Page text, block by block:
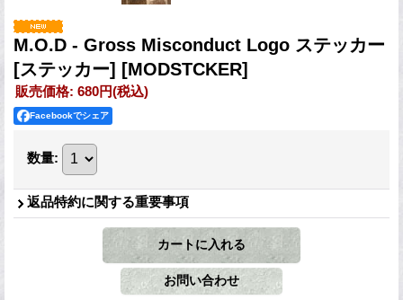
M.O.D - Gross Misconduct Logo ステッカー
[ステッカー] [MODSTCKER]
販売価格: 680円(税込)
Facebookでシェア
数量:
返品特約に関する重要事項